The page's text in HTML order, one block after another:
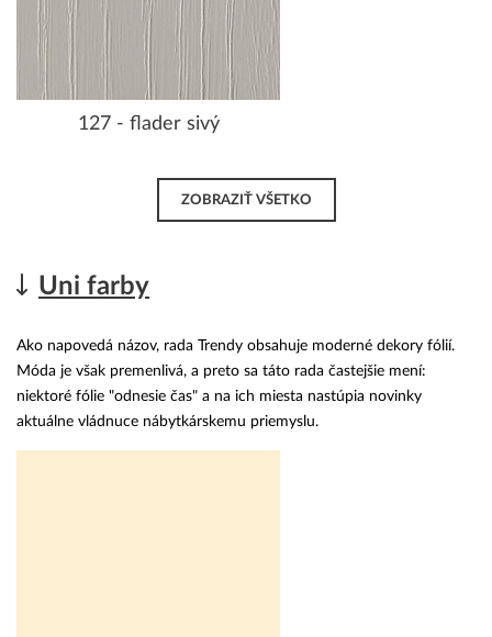
127 - flader sivý
ZOBRAZIŤ VŠETKO
Uni farby
Ako napovedá názov, rada Trendy obsahuje moderné dekory fólií.
Móda je však premenlivá, a preto sa táto rada častejšie mení:
niektoré fólie "odnesie čas" a na ich miesta nastúpia novinky
aktuálne vládnuce nábytkárskemu priemyslu.